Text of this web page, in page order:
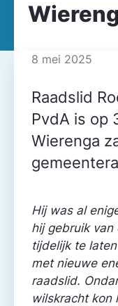
8 mei 2025
Raadslid
PvdA is op
Wierenga
Hij was al
hij gebruik van
tijdelijk te
met nieuwe
raadslid.
wilskracht kon